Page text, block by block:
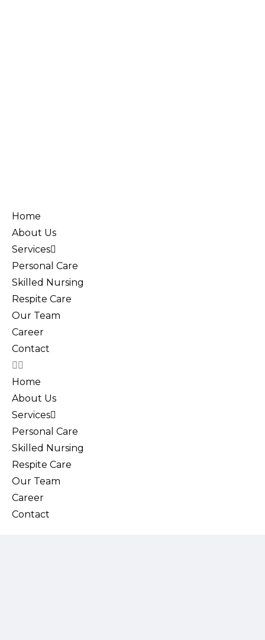
Home
About Us
Services
Personal Care
Skilled Nursing
Respite Care
Our Team
Career
Contact
Home
About Us
Services
Personal Care
Skilled Nursing
Respite Care
Our Team
Career
Contact